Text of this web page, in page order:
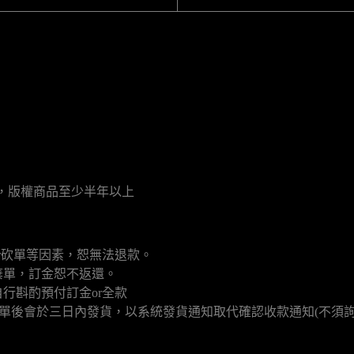
版權商品至少半年以上
單等因素，恕無法退款。
，訂金恕不返還。
斟酌預付訂金or全款
會於三日內發貨，以系統發貨通知取代確認收款通知(不須